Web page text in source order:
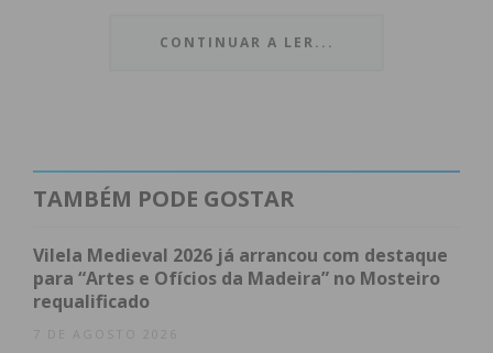
esta sexta-feira, mas acabou por ser adiada para
O Jornal IMEDIATO sabe que o jovem estudante ia
que ia contar o que aconteceu naquela noite. Mas
acabou por regressar ao estabelecimento prisional
sem o fazer. Maria Manuela Oliveira, a mãe de
Diogo Pereira mostrou-se desiludida pela
CONTINUAR A LER...
TAMBÉM PODE GOSTAR
Vilela Medieval 2026 já arrancou com destaque
para “Artes e Ofícios da Madeira” no Mosteiro
requalificado
7 DE AGOSTO 2026